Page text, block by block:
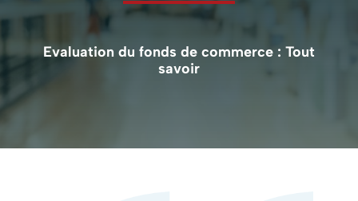
Evaluation du fonds de commerce : Tout
savoir